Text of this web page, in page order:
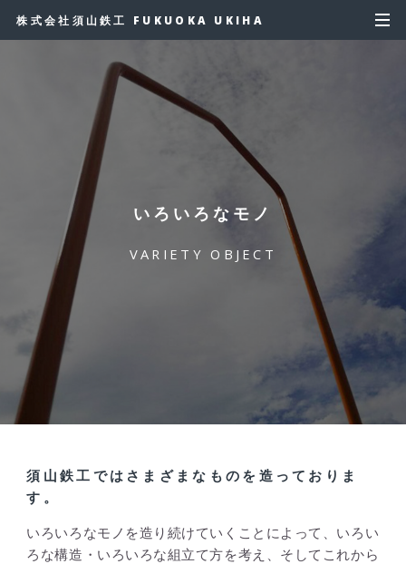
株式会社須山鉄工 FUKUOKA UKIHA
いろいろなモノ
VARIETY OBJECT
須山鉄工ではさまざまなものを造っておりま
す。
いろいろなモノを造り続けていくことによって、いろい
ろな構造・いろいろな組立て方を考え、そしてこれから